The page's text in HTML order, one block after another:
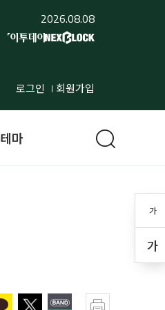
2026.08.08
로그인 회원가입
가
가
테마